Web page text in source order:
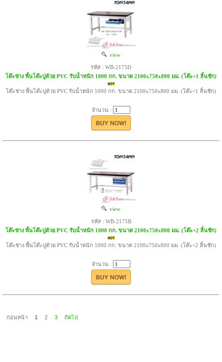
view
รหัส : WB-2175D
โต๊ะช่าง พื้นโต๊ะปูด้วย PVC รับน้ำหนัก 1000 กก. ขนาด 2100x750x800 มม. (โต๊ะ+1 ลิ้นชัก)
โต๊ะช่าง พื้นโต๊ะปูด้วย PVC รับน้ำหนัก 1000 กก. ขนาด 2100x750x800 มม. (โต๊ะ+1 ลิ้นชัก)
จำนวน :
view
รหัส : WB-2175B
โต๊ะช่าง พื้นโต๊ะปูด้วย PVC รับน้ำหนัก 1000 กก. ขนาด 2100x750x800 มม. (โต๊ะ+2 ลิ้นชัก)
โต๊ะช่าง พื้นโต๊ะปูด้วย PVC รับน้ำหนัก 1000 กก. ขนาด 2100x750x800 มม. (โต๊ะ+2 ลิ้นชัก)
จำนวน :
ก่อนหน้า 1 2 3 ถัดไป